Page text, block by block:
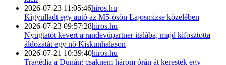
2026-07-23 11:05:46hiros.hu
Kigyulladt egy autó az M5-ösön Lajosmizse közelében
2026-07-23 09:57:28hiros.hu
Nyugtatót kevert a randevúpartner italába, majd kifosztotta
áldozatát egy nő Kiskunhalason
2026-07-21 10:39:40hiros.hu
Tragédia a Dunán: csaknem három órán át kerestek egy